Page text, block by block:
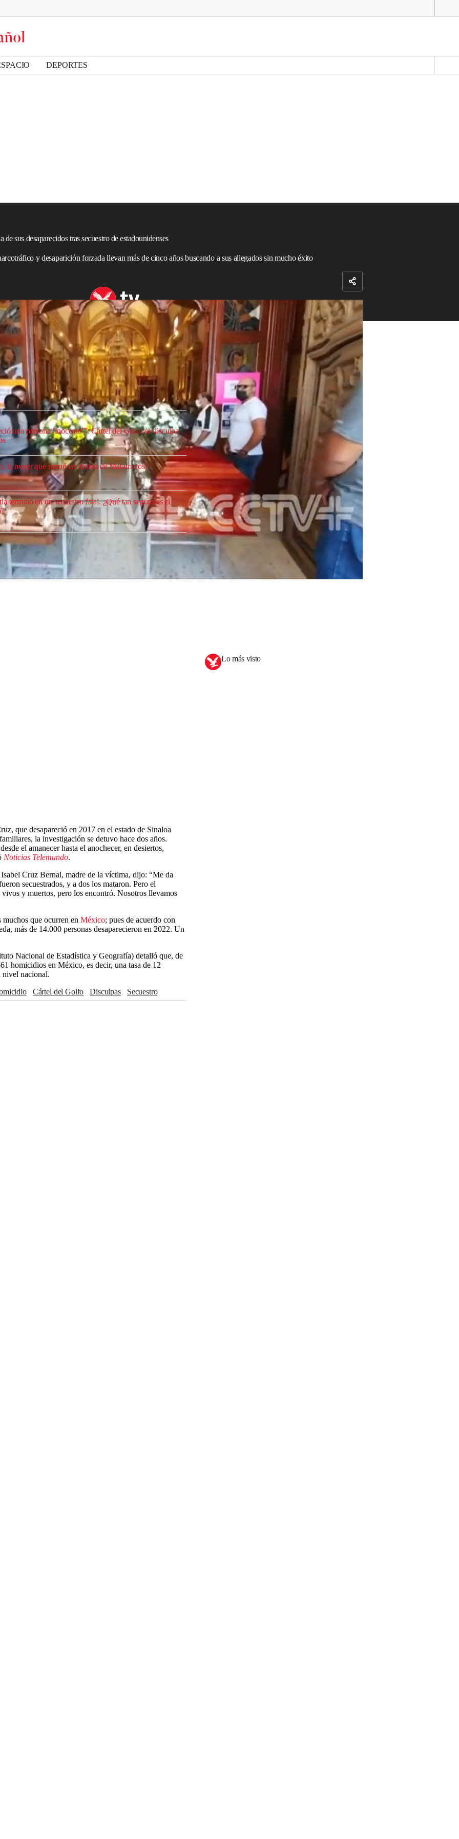
DEPORTES
sus desaparecidos tras secuestro de estadounidenses
y desaparición forzada llevan más de cinco años buscando a sus allegados sin mucho éxito
ciudad de Matamoros, en Tamaulipas, hallaron a los
de dos ciudadanos estadounidenses y una joven
los señalaba como los artífices del evento
de la organización criminal conocida como
“disculpas” por los hechos que tensaron la
entre Méxicoy EEUU.
una persona ‘inocente’”: Cártel del Golfo se disculpa
la mujer que murió en tiroteo de Matamoros?
terminó en un secuestro fatal. ¿Qué tan seguro es el
la frontera volcaron sus esfuerzos para hallar a las
miles de familias que han perdido a sus
elnarcotráfico” no han tenido la misma atención por
que desapareció en 2017 en el estado de Sinaloa
la investigación se detuvo hace dos años.
el amanecer hasta el anochecer, en desiertos,
Noticias Telemundo.
Cruz Bernal, madre de la víctima, dijo: “Me da
secuestrados, y a dos los mataron. Pero el
y muertos, pero los encontró. Nosotros llevamos
que ocurren en México; pues de acuerdo con
más de 14.000 personas desaparecieron en 2022. Un
Nacional de Estadística y Geografía) detalló que, de
homicidios en México, es decir, una tasa de 12
nivel nacional.
Cártel del Golfo Disculpas
Secuestro
Lo más visto